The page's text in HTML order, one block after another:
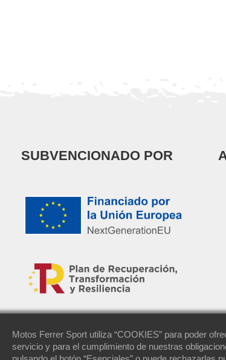
SUBVENCIONADO POR
Motos Ferrer Sport utiliza “COOKIES” para poder
servicio y para el cumplimiento de nuestras